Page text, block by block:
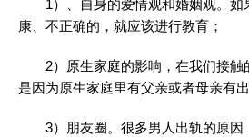
1）、自身的爱情观和婚姻观。如
康、不正确的，就应该进行教育；
2）原生家庭的影响，在我们接
是因为原生家庭里有父亲或者母亲有出
3）朋友圈。很多男人出轨的原